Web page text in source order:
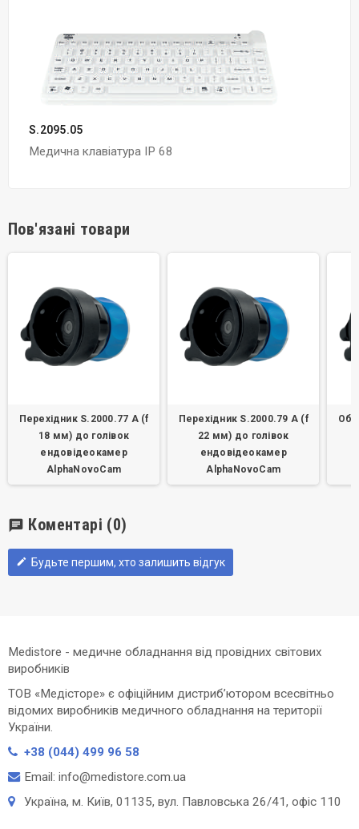
S.2095.05
Медична клавіатура IP 68
Пов'язані товари
Перехідник S.2000.77 A (f
18 мм) до голівок
ендовідеокамер
AlphaNovoCam
Перехідник S.2000.79 A (f
22 мм) до голівок
ендовідеокамер
AlphaNovoCam
chat Коментарі (0)
edit Будьте першим, хто залишить відгук
Medistore - медичне обладнання від провідних світових
виробників
ТОВ «Медісторе» є офіційним дистриб’ютором всесвітньо
відомих виробників медичного обладнання на території
України.
+38 (044) 499 96 58
Email: info@medistore.com.ua
Українa, м. Київ, 01135, вул. Павловська 26/41, офіс 110